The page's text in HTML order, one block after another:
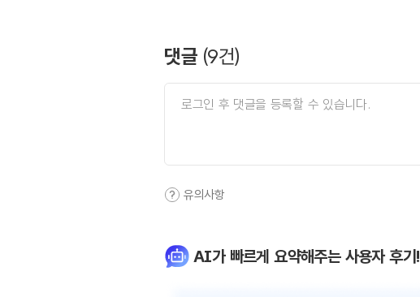
댓글 (9건)
유의사항
AI가 빠르게 요약해주는 사용자 후기!